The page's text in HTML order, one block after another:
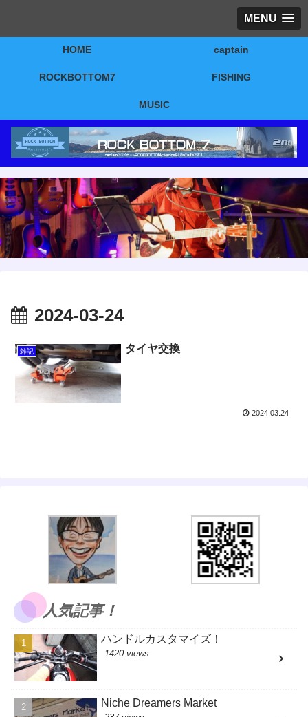
MENU
HOME captain
ROCKBOTTOM7 FISHING
MUSIC
2024-03-24
雑記 タイヤ交換
2024.03.24
人気記事！
ハンドルカスタマイズ！
1420 views
Niche Dreamers Market